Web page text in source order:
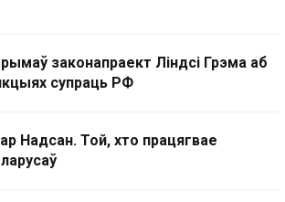
законапраект Ліндсі Грэма аб
супраць РФ
Надсан. Той, хто працягвае